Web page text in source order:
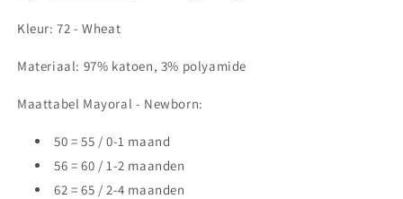
Kleur:72 - Wheat
Materiaal: 97% katoen, 3% polyamide
Maattabel Mayoral - Newborn:
50 = 55 / 0-1 maand
56 = 60 / 1-2 maanden
62 = 65 / 2-4 maanden